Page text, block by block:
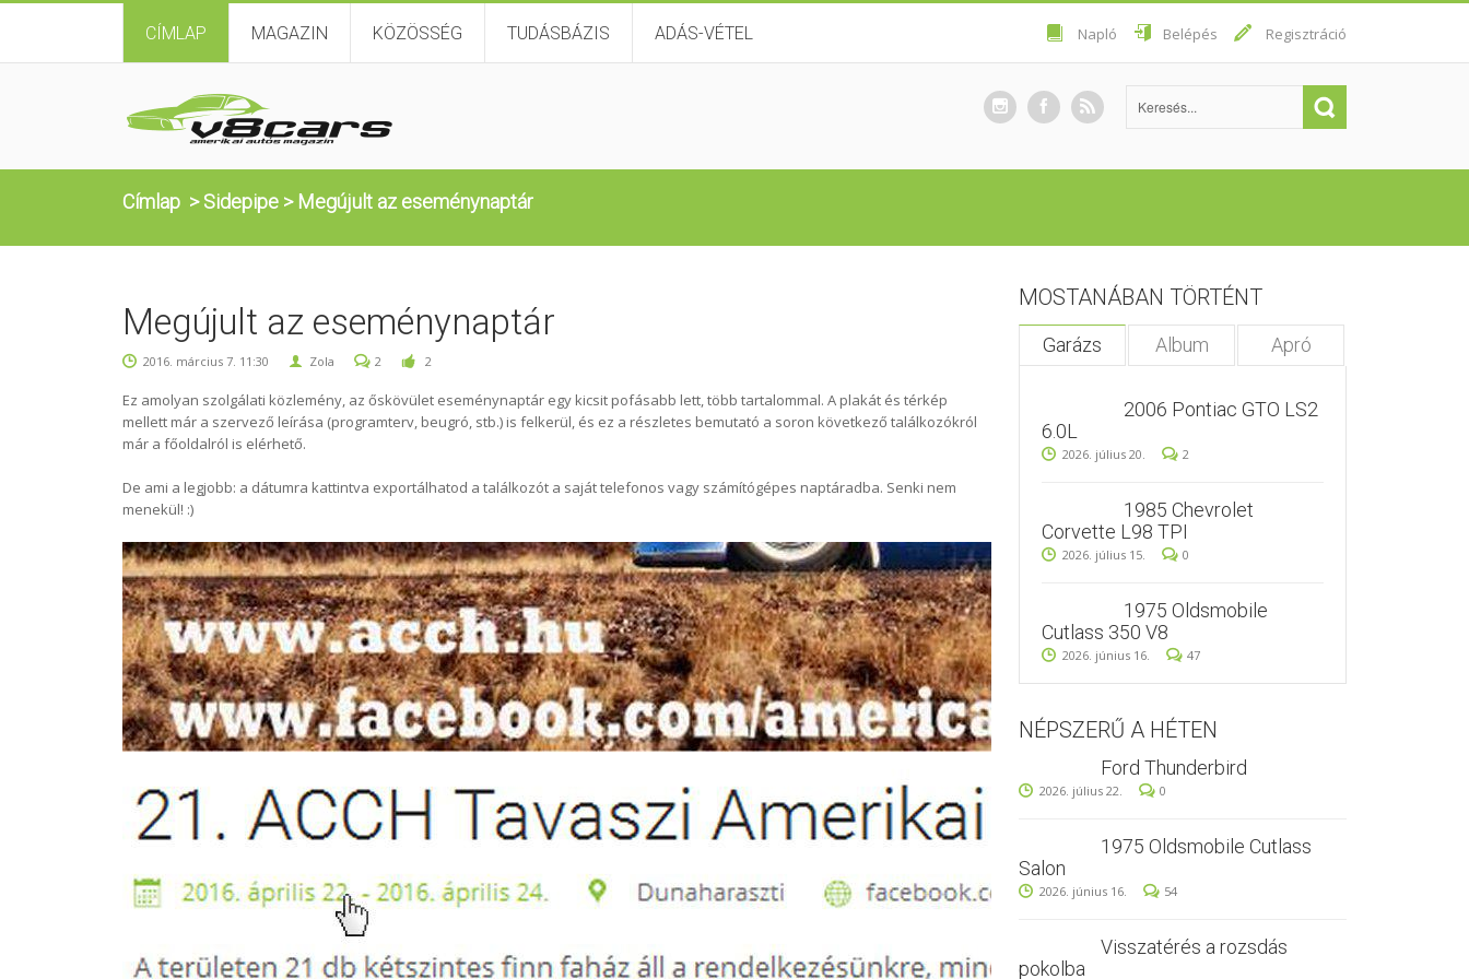
CÍMLAP MAGAZIN KÖZÖSSÉG TUDÁSBÁZIS ADÁS-VÉTEL Napló Belépés Regisztráció
Címlap >Sidepipe > Megújult az eseménynaptár
Megújult az eseménynaptár
2016. március 7. 11:30 Zola 2 2
Ez amolyan szolgálati közlemény, az őskövület eseménynaptár egy kicsit pofásabb lett, több tartalommal. A plakát és térkép
mellett már a szervező leírása (programterv, beugró, stb.) is felkerül, és ez a részletes bemutató a soron következő találkozókról
már a főoldalról is elérhető.
De ami a legjobb: a dátumra kattintva exportálhatod a találkozót a saját telefonos vagy számítógépes naptáradba. Senki nem
menekül! :)
MOSTANÁBAN TÖRTÉNT
Garázs Album Apró
2006 Pontiac GTO LS2
6.0L
2026. július 20. 2
1985 Chevrolet
Corvette L98 TPI
2026. július 15. 0
1975 Oldsmobile
Cutlass 350 V8
2026. június 16. 47
NÉPSZERŰ A HÉTEN
Ford Thunderbird
2026. július 22. 0
1975 Oldsmobile Cutlass
Salon
2026. június 16. 54
Visszatérés a rozsdás
pokolba